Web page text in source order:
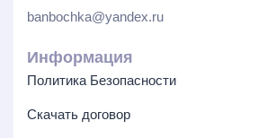
banbochka@yandex.ru
Информация
Политика Безопасности
Скачать договор